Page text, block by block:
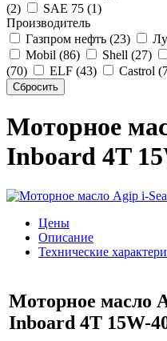
(2)
SAE 75 (1)
Производитель
Газпром нефть (23)
Mobil (86)
Shell (27)
(70)
ELF (43) Castrol
Моторное
Inboard 4T
Цены
Описание
Технические
Моторное масло
Inboard 4T 15W-